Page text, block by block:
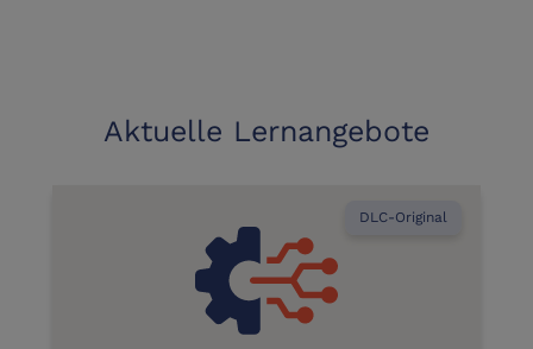
Aktuelle Lernangebote
DLC-Original